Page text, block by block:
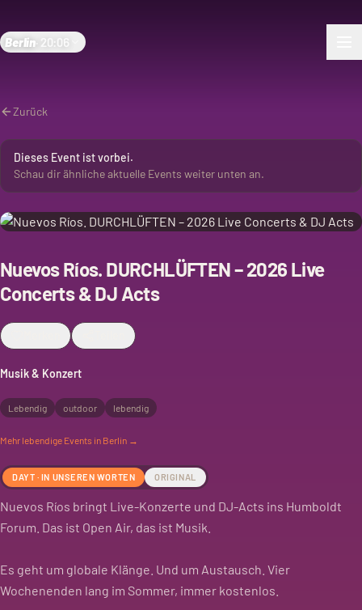
Berlin 20:06
Zurück
Dieses Event ist vorbei.
Schau dir ähnliche aktuelle Events weiter unten an.
Nuevos Ríos. DURCHLÜFTEN – 2026 Live
Concerts & DJ Acts
Musik & Konzert
Lebendig outdoor lebendig
Mehr lebendige Events in Berlin →
DAYT · IN UNSEREN WORTEN ORIGINAL
Nuevos Ríos bringt Live-Konzerte und DJ-Acts ins Humboldt
Forum. Das ist Open Air, das ist Musik.
Es geht um globale Klänge. Und um Austausch. Vier
Wochenenden lang im Sommer, immer kostenlos.